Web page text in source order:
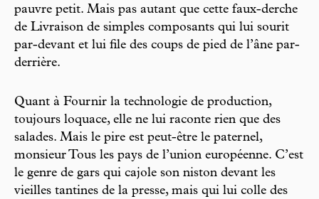
pauvre petit. Mais pas autant que cette faux-derche
de Livraison de simples composants qui lui sourit
par-devant et lui file des coups de pied de l’âne par-
derrière.
Quant à Fournir la technologie de production,
toujours loquace, elle ne lui raconte rien que des
salades. Mais le pire est peut-être le paternel,
monsieur Tous les pays de l’union européenne. C’est
le genre de gars qui cajole son niston devant les
vieilles tantines de la presse, mais qui lui colle des